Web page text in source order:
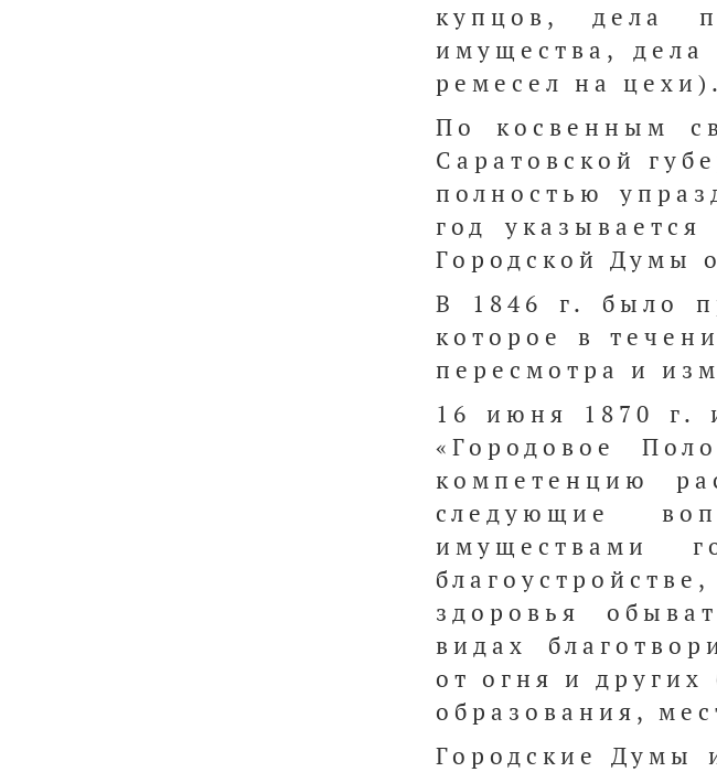
купцов, дела
имущества, дела
ремесел на цехи).
По косвенным
Саратовской
полностью
год
Городской Думы
В 1846 г. было
которое в
пересмотра и
16 июня 1870 г.
«Городовое
компетенцию
следующие
имуществами
здоровья
видах
от огня и других
образования,
Городские Думы